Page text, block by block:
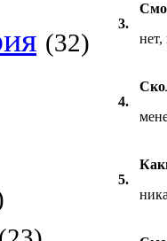
(32)
3.
4.
5.